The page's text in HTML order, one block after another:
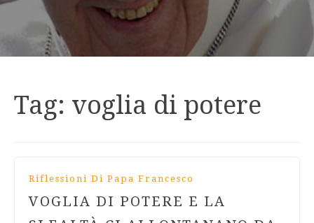
Tag: voglia di potere
Riflessioni Di Papa Francesco
VOGLIA DI POTERE E LA